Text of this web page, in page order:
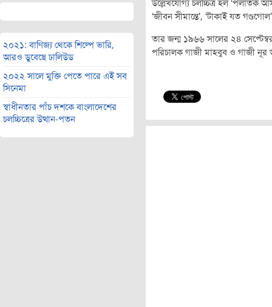
২০২১: বাণিজ্য থেকে শিল্পে ভারি,
আরও ডুবেছে ঢালিউড
২০২২ সালে মুক্তি পেতে পারে এই সব
সিনেমা
স্বাধীনতার পাঁচ দশকে বাংলাদেশের
চলচ্চিত্রের উত্থান-পতন
উল্লেখযোগ্য চলচ্চিত্র হল ‘পলাতক
‘জীবন সীমান্তে’, ‘টাকাই যত
তার জন্ম ১৯৬৬ সালের ২৪ সেপ্টেম্বর
পরিচালক গাজী মাহবুব ও গাজী